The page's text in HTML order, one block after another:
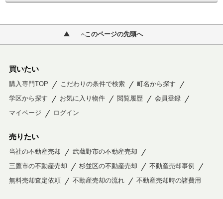
このページの先頭へ
買いたい
購入専門TOP こだわりの条件で検索
町名から探す
学区から探す
お気に入り物件 閲覧履歴
会員登録
マイページ
ログイン
売りたい
当社の不動産売却
武蔵野市の不動産売却
三鷹市の不動産売却
杉並区の不動産売却
不動産売却事例
無料売却査定依頼
不動産売却の流れ 不動産売却時の諸費用